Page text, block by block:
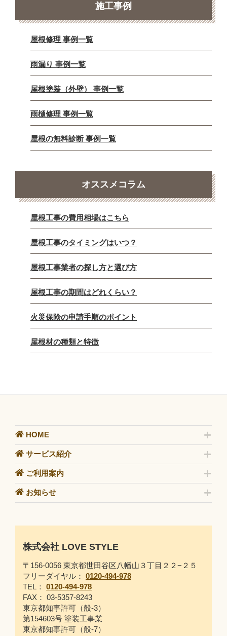
施工事例
屋根修理 事例一覧
雨漏り 事例一覧
屋根塗装（外壁） 事例一覧
雨樋修理 事例一覧
屋根の無料診断 事例一覧
オススメコラム
屋根工事の費用相場はこちら
屋根工事のタイミングはいつ？
屋根工事業者の探し方と選び方
屋根工事の期間はどれくらい？
火災保険の申請手順のポイント
屋根材の種類と特徴
HOME
サービス紹介
ご利用案内
お知らせ
株式会社 LOVE STYLE
〒156-0056 東京都世田谷区八幡山３丁目２２−２５
フリーダイヤル： 0120-494-978
TEL： 0120-494-978
FAX： 03-5357-8243
東京都知事許可（般-3）
第154603号 塗装工事業
東京都知事許可（般-7）